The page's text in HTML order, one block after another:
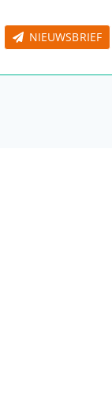
NIEUWSBRIEF